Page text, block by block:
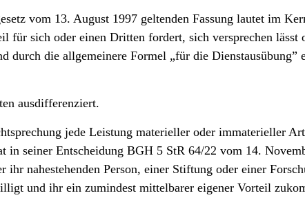
vom 13. August 1997 geltenden Fassung lautet im
für sich oder einen Dritten fordert, sich versprechen
durch die allgemeinere Formel „für die
ausdifferenziert.
jede Leistung materieller oder immaterieller
in seiner Entscheidung BGH 5 StR 64/22 vom 14.
nahestehenden Person, einer Stiftung oder einer
und ihr ein zumindest mittelbarer eigener Vorteil